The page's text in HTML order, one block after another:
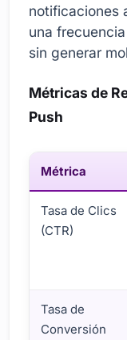
notificaciones
una
sin generar
Métricas de
Push
Métrica
Tasa de Clics
(CTR)
Tasa de
Conversión